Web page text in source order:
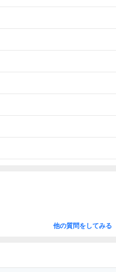
他の質問をしてみる